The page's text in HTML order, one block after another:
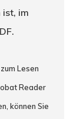
ist, im
Lesen
Reader
können Sie